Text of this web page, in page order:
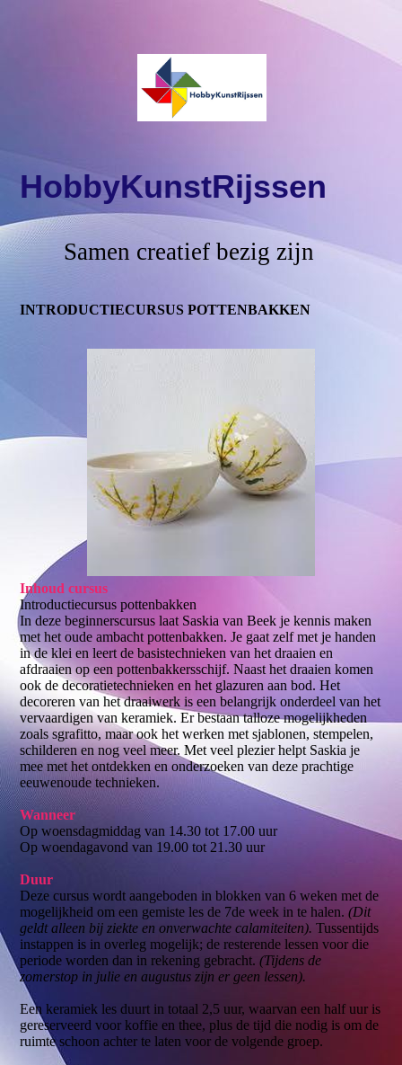
HobbyKunstRijssen
Samen creatief bezig zijn
INTRODUCTIECURSUS POTTENBAKKEN
Inhoud cursus
Introductiecursus pottenbakken
In deze beginnerscursus laat Saskia van Beek je kennis maken
met het oude ambacht pottenbakken. Je gaat zelf met je handen
in de klei en leert de basistechnieken van het draaien en
afdraaien op een pottenbakkersschijf. Naast het draaien komen
ook de decoratietechnieken en het glazuren aan bod. Het
decoreren van het draaiwerk is een belangrijk onderdeel van het
vervaardigen van keramiek. Er bestaan talloze mogelijkheden
zoals sgrafitto, maar ook het werken met sjablonen, stempelen,
schilderen en nog veel meer. Met veel plezier helpt Saskia je
mee met het ontdekken en onderzoeken van deze prachtige
eeuwenoude technieken.
Wanneer
Op woensdagmiddag van 14.30 tot 17.00 uur
Op woendagavond van 19.00 tot 21.30 uur
Duur
Deze cursus wordt aangeboden in blokken van 6 weken met de
mogelijkheid om een gemiste les de 7de week in te halen.(Dit
geldt alleen bij ziekte en onverwachte calamiteiten).Tussentijds
instappen is in overleg mogelijk; de resterende lessen voor die
periode worden dan in rekening gebracht.(Tijdens de
zomerstop in julie en augustus zijn er geen lessen).
Een keramiek les duurt in totaal 2,5 uur, waarvan een half uur is
gereserveerd voor koffie en thee, plus de tijd die nodig is om de
ruimte schoon achter te laten voor de volgende groep.